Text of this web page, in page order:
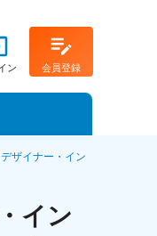
ン 会員登録
ザイナー・イン
イン